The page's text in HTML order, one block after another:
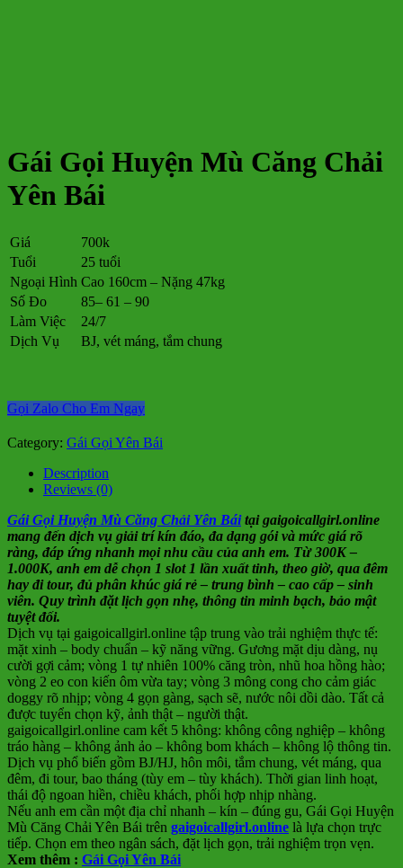
Gái Gọi Huyện Mù Căng Chải
Yên Bái
Giá
700k
Tuổi
25 tuổi
Ngoại Hình Cao 160cm – Nặng 47kg
Số Đo
85– 61 – 90
Làm Việc
24/7
Dịch Vụ
BJ, vét máng, tắm chung
Gọi Zalo Cho Em Ngay
Category: Gái Gọi Yên Bái
Description
Reviews (0)
Gái Gọi Huyện Mù Căng Chải Yên Báitại gaigoicallgirl.online
mang đến dịch vụ giải trí kín đáo, đa dạng gói và mức giá rõ
ràng, đáp ứng nhanh mọi nhu cầu của anh em. Từ 300K –
1.000K, anh em dễ chọn 1 slot 1 lần xuất tinh, theo giờ, qua đêm
hay đi tour, đủ phân khúc giá rẻ – trung bình – cao cấp – sinh
viên. Quy trình đặt lịch gọn nhẹ, thông tin minh bạch, bảo mật
tuyệt đối.
Dịch vụ tại gaigoicallgirl.online tập trung vào trải nghiệm thực tế:
mặt xinh – body chuẩn – kỹ năng vững. Gương mặt dịu dàng, nụ
cười gợi cảm; vòng 1 tự nhiên 100% căng tròn, nhũ hoa hồng hào;
vòng 2 eo con kiến ôm vừa tay; vòng 3 mông cong cho cảm giác
doggy rõ nhịp; vòng 4 gọn gàng, sạch sẽ, nước nôi dồi dào. Tất cả
được tuyển chọn kỹ, ảnh thật – người thật.
gaigoicallgirl.online cam kết 5 không: không công nghiệp – không
tráo hàng – không ảnh ảo – không bom khách – không lộ thông tin.
Dịch vụ phổ biến gồm BJ/HJ, hôn môi, tắm chung, vét máng, qua
đêm, đi tour, bao tháng (tùy em – tùy khách). Thời gian linh hoạt,
thái độ ngoan hiền, chiều khách, phối hợp nhịp nhàng.
Nếu anh em cần một địa chỉ nhanh – kín – đúng gu, Gái Gọi Huyện
Mù Căng Chải Yên Bái trên gaigoicallgirl.online là lựa chọn trực
tiếp. Chọn em theo ngân sách, đặt lịch gọn, trải nghiệm trọn vẹn.
Xem thêm : Gái Gọi Yên Bái